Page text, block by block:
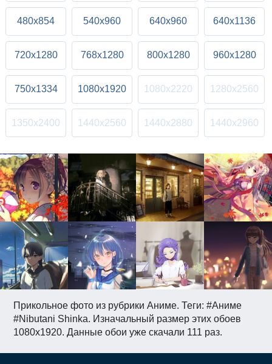
Прикольное фото из рубрики Аниме. Теги: #Аниме
#Nibutani Shinka. Изначальный размер этих обоев
1080x1920. Данные обои уже скачали 111 раз.
480x854 540x960 640x960 640x1136
720x1280 768x1280 800x1280 960x1280
750x1334 1080x1920 1080x2220 1280x2560
1350x2400 1440x2560 1440x2880 1440x2960